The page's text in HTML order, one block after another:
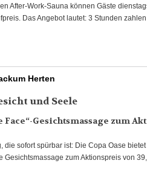
After-Work-Sauna können Gäste
Das Angebot lautet: 3 Stunden
Herten
und Seele
Face“-Gesichtsmassage zum
die sofort spürbar ist: Die Copa Oase
zum Aktionspreis von